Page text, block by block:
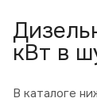
кВт в
В каталоге